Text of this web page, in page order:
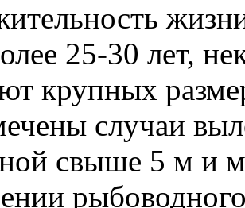
25-30 лет,
крупных
случаи
свыше 5 м и